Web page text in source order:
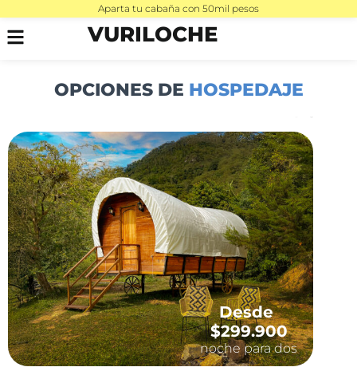
Aparta tu cabaña con 50mil pesos
VURILOCHE
OPCIONES DE HOSPEDAJE
Desde
$299.900
noche para dos